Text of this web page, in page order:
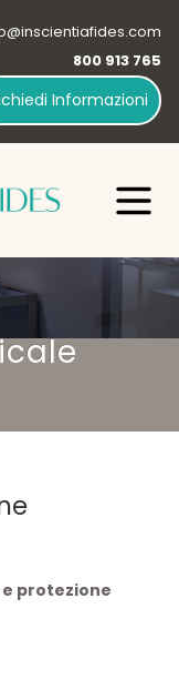
800 913 765
Informazioni
protezione